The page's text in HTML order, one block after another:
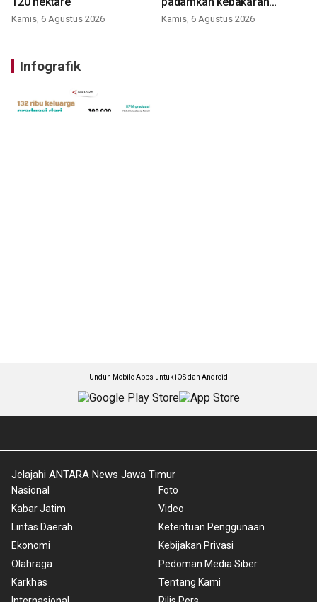
Kamis, 6 Agustus 2026
Bromo
Kamis, 6 Agustus 2026
Infografik
Unduh Mobile Apps untuk iOS dan Android
Jelajahi ANTARA News Jawa Timur
Nasional
Kabar Jatim
Lintas Daerah
Ekonomi
Olahraga
Karkhas
Foto
Video
Ketentuan Penggunaan
Kebijakan Privasi
Pedoman Media Siber
Tentang Kami